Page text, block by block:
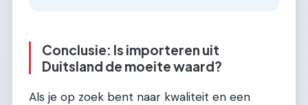
Conclusie: Is importeren uit
Duitsland de moeite waard?
Als je op zoek bent naar kwaliteit en een